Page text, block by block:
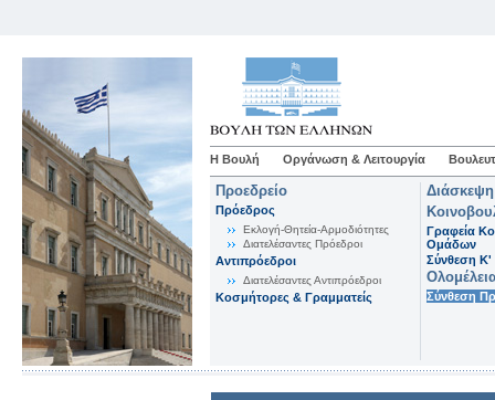
Η Βουλή Οργάνωση & Λειτουργία
Προεδρείο
Πρόεδρος
Εκλογή-Θητεία-Αρμοδιότητες
Διατελέσαντες Πρόεδροι
Αντιπρόεδροι
Διατελέσαντες Αντιπρόεδροι
Κοσμήτορες & Γραμματείς
Γραφεία
Ομάδων
Σύνθεση K'
Σύνθεση